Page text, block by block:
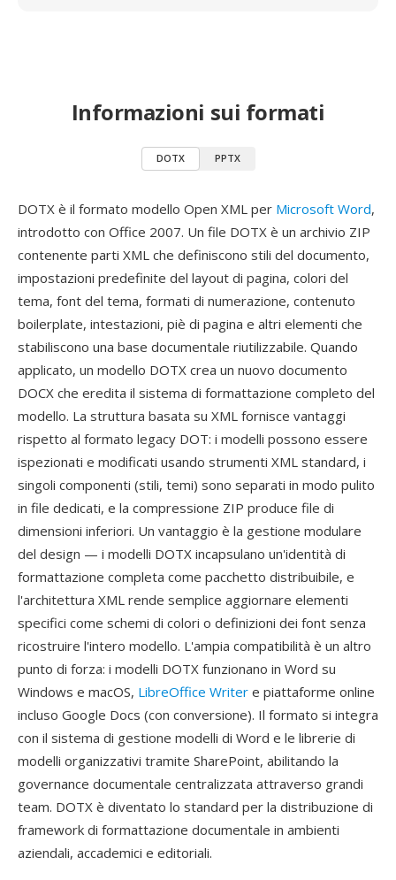
Informazioni sui formati
DOTX PPTX
DOTX è il formato modello Open XML per Microsoft Word,
introdotto con Office 2007. Un file DOTX è un archivio ZIP
contenente parti XML che definiscono stili del documento,
impostazioni predefinite del layout di pagina, colori del
tema, font del tema, formati di numerazione, contenuto
boilerplate, intestazioni, piè di pagina e altri elementi che
stabiliscono una base documentale riutilizzabile. Quando
applicato, un modello DOTX crea un nuovo documento
DOCX che eredita il sistema di formattazione completo del
modello. La struttura basata su XML fornisce vantaggi
rispetto al formato legacy DOT: i modelli possono essere
ispezionati e modificati usando strumenti XML standard, i
singoli componenti (stili, temi) sono separati in modo pulito
in file dedicati, e la compressione ZIP produce file di
dimensioni inferiori. Un vantaggio è la gestione modulare
del design — i modelli DOTX incapsulano un'identità di
formattazione completa come pacchetto distribuibile, e
l'architettura XML rende semplice aggiornare elementi
specifici come schemi di colori o definizioni dei font senza
ricostruire l'intero modello. L'ampia compatibilità è un altro
punto di forza: i modelli DOTX funzionano in Word su
Windows e macOS, LibreOffice Writer e piattaforme online
incluso Google Docs (con conversione). Il formato si integra
con il sistema di gestione modelli di Word e le librerie di
modelli organizzativi tramite SharePoint, abilitando la
governance documentale centralizzata attraverso grandi
team. DOTX è diventato lo standard per la distribuzione di
framework di formattazione documentale in ambienti
aziendali, accademici e editoriali.